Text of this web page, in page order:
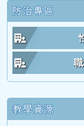
111學
防治專區
教學資源